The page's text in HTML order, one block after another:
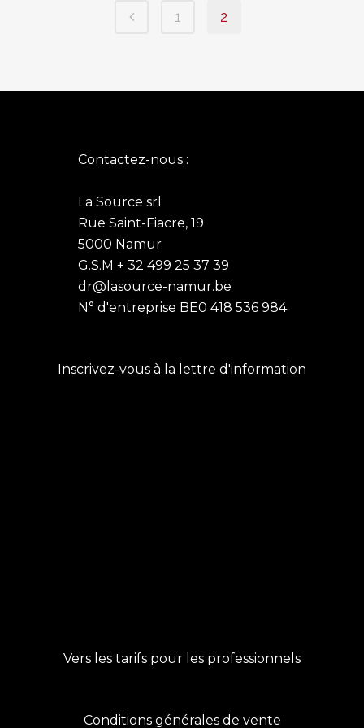
1 2
Contactez-nous :
La Source srl
Rue Saint-Fiacre, 19
5000 Namur
G.S.M + 32 499 25 37 39
dr@lasource-namur.be
N° d'entreprise BE0 418 536 984
Inscrivez-vous à la lettre d'information
Vers les tarifs pour les professionnels
Conditions générales de vente